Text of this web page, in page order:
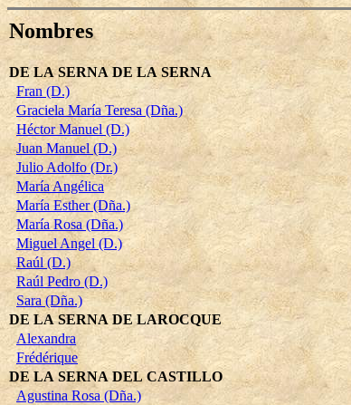
Nombres
DE LA SERNA DE LA SERNA
Fran (D.)
Graciela María Teresa (Dña.)
Héctor Manuel (D.)
Juan Manuel (D.)
Julio Adolfo (Dr.)
María Angélica
María Esther (Dña.)
María Rosa (Dña.)
Miguel Angel (D.)
Raúl (D.)
Raúl Pedro (D.)
Sara (Dña.)
DE LA SERNA DE LAROCQUE
Alexandra
Frédérique
DE LA SERNA DEL CASTILLO
Agustina Rosa (Dña.)